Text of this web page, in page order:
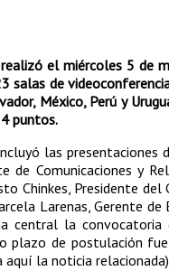
el miércoles 5 de
salas de
México, Perú y
puntos.
las presentaciones
de Comunicaciones y
Chinkes, Presidente
Larenas, Gerente de
central la convocatoria
plazo de postulación
aquí la noticia